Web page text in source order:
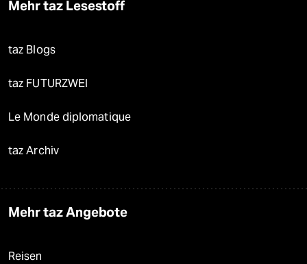
Mehr taz Lesestoff
taz Blogs
taz FUTURZWEI
Le Monde diplomatique
taz Archiv
Mehr taz Angebote
Reisen